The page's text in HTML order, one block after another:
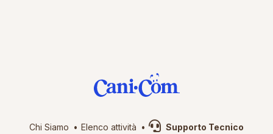
Chi Siamo Elenco attività Supporto Tecnico